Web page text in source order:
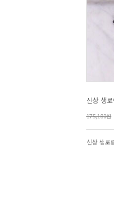
신상 생
175,180원
신상 생로